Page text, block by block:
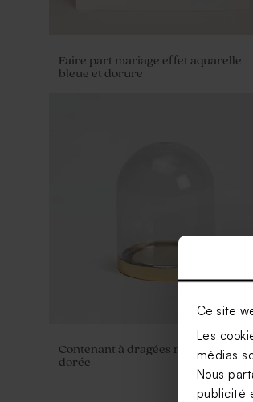
Ce site
Les
médias
Nous
publicité
Faire part mariage effet aquarelle
bleue et dorure
Contenant à dragées mariage cloche
dorée